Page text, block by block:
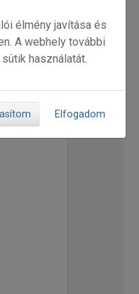
élmény javítása és
A webhely további
használatát.
Elfogadom